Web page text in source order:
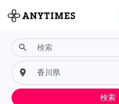
search
place
検索